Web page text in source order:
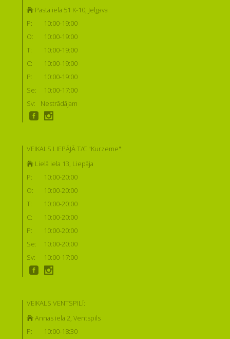
Pasta iela 51 K-10, Jelgava
P:
10:00-19:00
O:
10:00-19:00
T:
10:00-19:00
C:
10:00-19:00
P:
10:00-19:00
Se:
10:00-17:00
Sv:
Nestrādājam
VEIKALS LIEPĀJĀ T/C "Kurzeme":
Lielā iela 13, Liepāja
P:
10:00-20:00
O:
10:00-20:00
T:
10:00-20:00
C:
10:00-20:00
P:
10:00-20:00
Se:
10:00-20:00
Sv:
10:00-17:00
VEIKALS VENTSPILĪ:
Annas iela 2, Ventspils
P:
10:00-18:30